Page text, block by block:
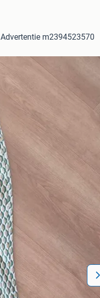
Advertentie m2394523570